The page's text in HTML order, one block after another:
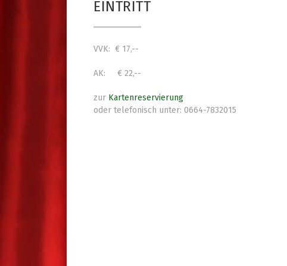
EINTRITT
VVK: € 17,--
AK: € 22,--
zur Kartenreservierung
oder telefonisch unter: 0664-7832015